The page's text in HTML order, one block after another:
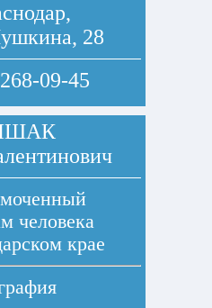
28
09-45
человека
крае